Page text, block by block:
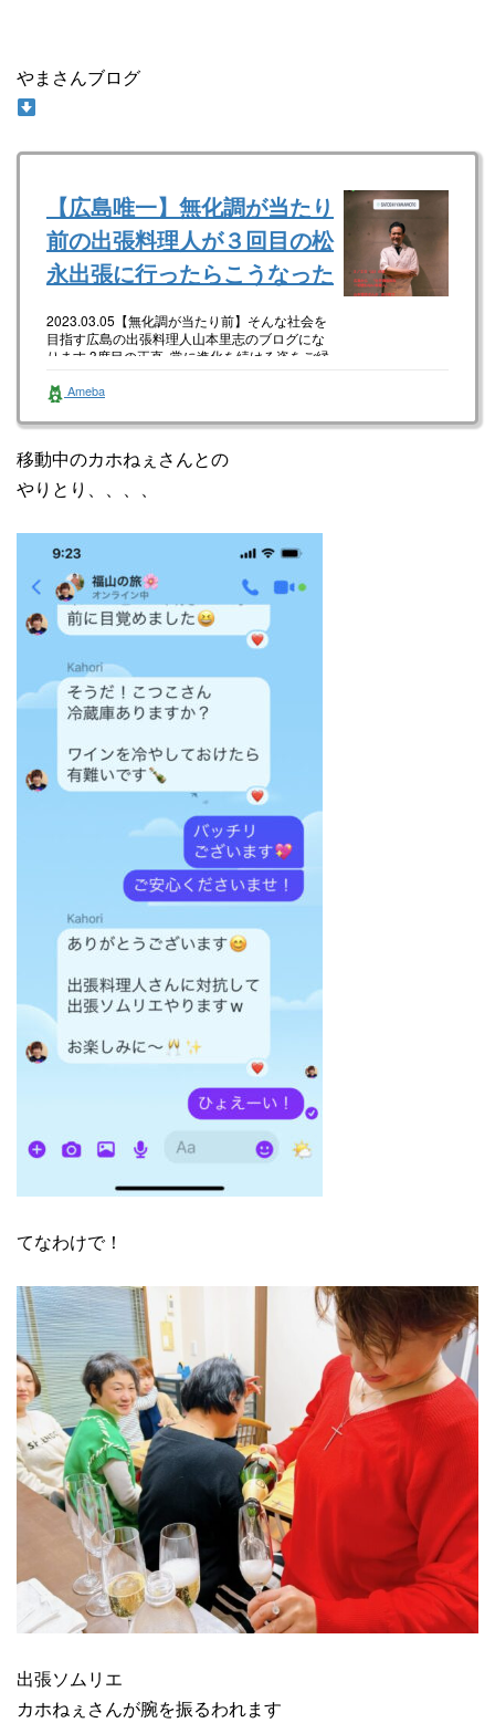
やまさんブログ
【広島唯一】無化調が当たり
前の出張料理人が３回目の松
永出張に行ったらこうなった
2023.03.05【無化調が当たり前】そんな社会を
目指す広島の出張料理人山本里志のブログにな
ります 3度目の正直 常に進化を続ける姿をご縁
Ameba
移動中のカホねぇさんとの
やりとり、、、、
てなわけで！
出張ソムリエ
カホねぇさんが腕を振るわれます